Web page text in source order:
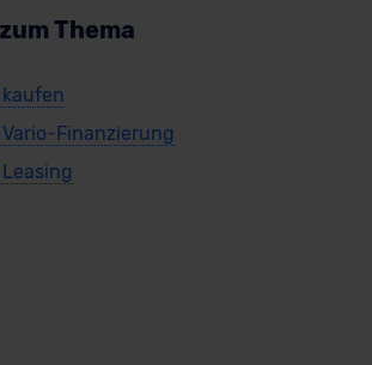
Thema
kaufen
Vario-Finanzierung
Leasing